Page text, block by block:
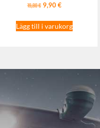
19,80€ 9,90€
Lägg till i varukorg